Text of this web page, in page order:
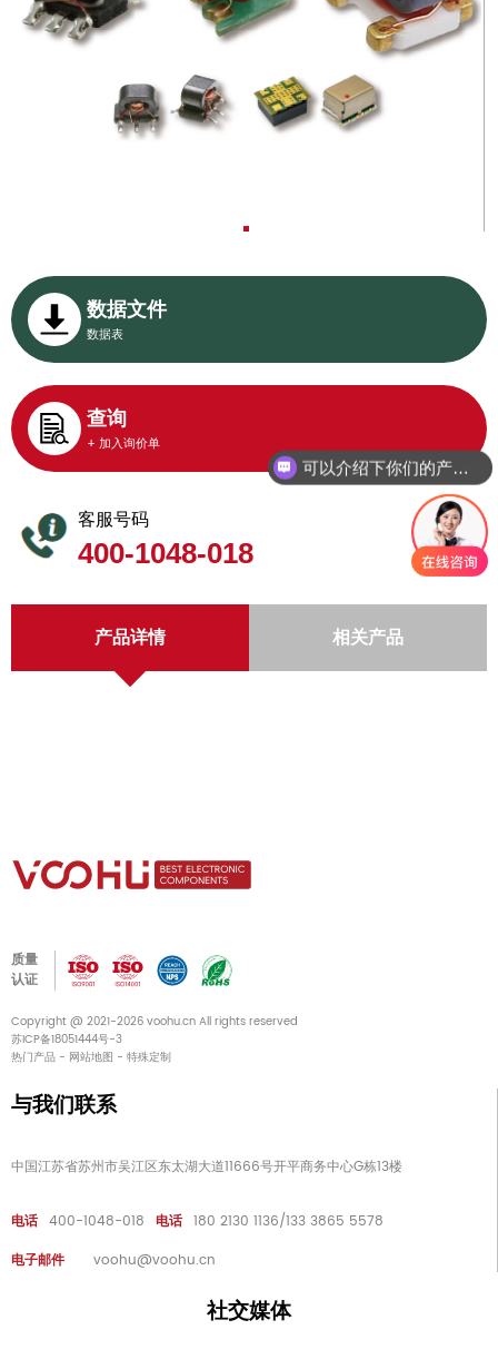
数据文件
数据表
查询
+ 加入询价单
客服号码
400-1048-018
产品详情 相关产品
质量
认证
Copyright @ 2021-2026 voohu.cn All rights reserved
苏ICP备18051444号-3
热门产品 - 网站地图 - 特殊定制
与我们联系
中国江苏省苏州市吴江区东太湖大道11666号开平商务中心G栋13楼
电话 400-1048-018 电话 180 2130 1136/133 3865 5578
电子邮件
voohu@voohu.cn
社交媒体
可以介绍下你们的产品么